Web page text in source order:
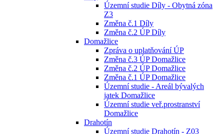
Územní studie Díly - Obytná zóna
Z3
Změna č.1 Díly
Změna č.2 ÚP Díly
Domažlice
Zpráva o uplatňování ÚP
Změna č.3 ÚP Domažlice
Změna č.2 ÚP Domažlice
Změna č.1 ÚP Domažlice
Územní studie - Areál bývalých
jatek Domažlice
Územní studie veř.prostranství
Domažlice
Drahotín
Územní studie Drahotín - Z03